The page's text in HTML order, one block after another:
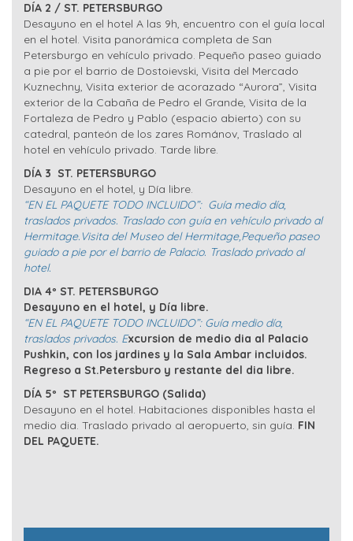
DÍA 2 / ST. PETERSBURGO
Desayuno en el hotel A las 9h, encuentro con el guía local
en el hotel. Visita panorámica completa de San
Petersburgo en vehículo privado. Pequeño paseo guiado
a pie por el barrio de Dostoievski, Visita del Mercado
Kuznechny, Visita exterior de acorazado “Aurora”, Visita
exterior de la Cabaña de Pedro el Grande, Visita de la
Fortaleza de Pedro y Pablo (espacio abierto) con su
catedral, panteón de los zares Románov, Traslado al
hotel en vehículo privado. Tarde libre.
DÍA 3 ST. PETERSBURGO
Desayuno en el hotel, y Día libre.
“EN EL PAQUETE TODO INCLUIDO”: Guía medio día,
traslados privados. Traslado con guía en vehículo privado al
Hermitage. Visita del Museo del Hermitage,Pequeño paseo
guiado a pie por el barrio de Palacio. Traslado privado al
hotel.
DIA 4º ST. PETERSBURGO
Desayuno en el hotel, y Día libre.
“EN EL PAQUETE TODO INCLUIDO”: Guía medio día,
traslados privados. Excursion de medio dia al Palacio
Pushkin, con los jardines y la Sala Ambar incluidos.
Regreso a St.Petersburo y restante del dia libre.
DÍA 5º ST PETERSBURGO (Salida)
Desayuno en el hotel. Habitaciones disponibles hasta el
medio dia. Traslado privado al aeropuerto, sin guía. FIN
DEL PAQUETE.